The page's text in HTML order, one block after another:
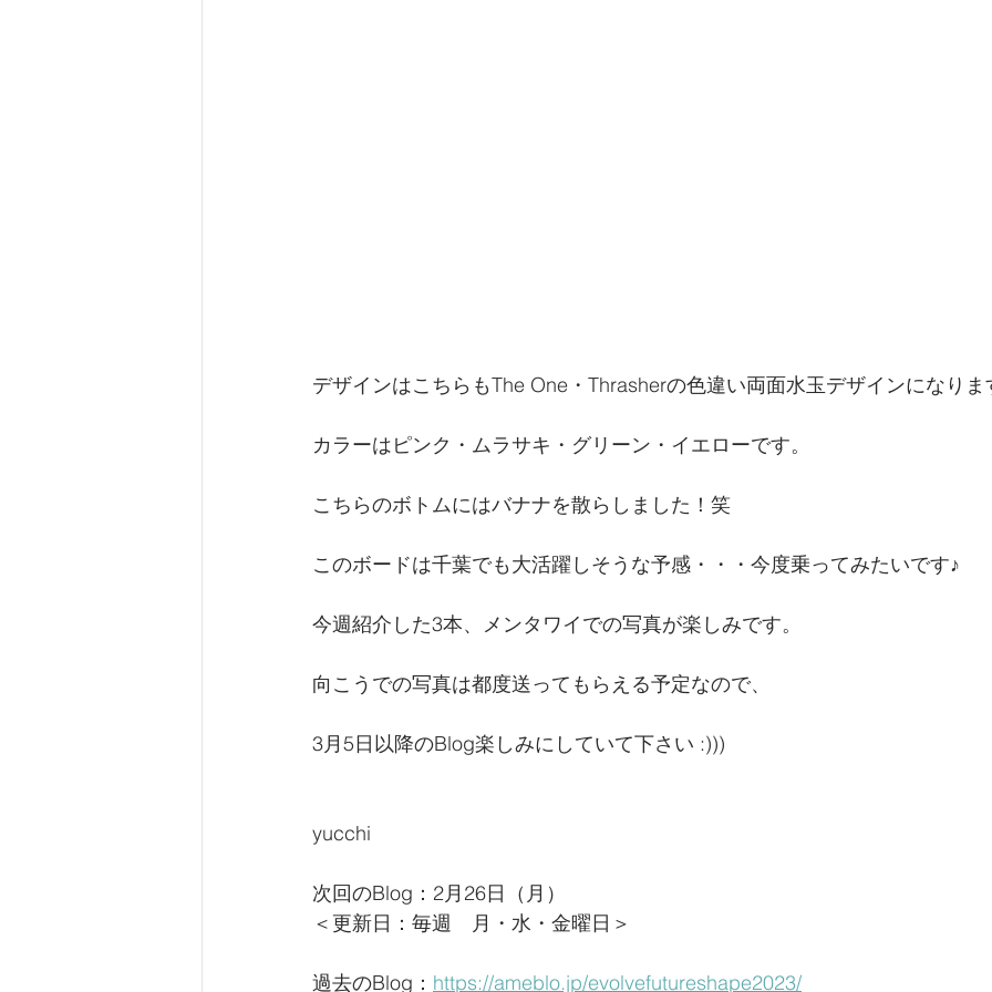
デザインはこちらもThe One・Thrasherの色違い両面水玉デザインになりま
カラーはピンク・ムラサキ・グリーン・イエローです。
こちらのボトムにはバナナを散らしました！笑
このボードは千葉でも大活躍しそうな予感・・・今度乗ってみたいです♪
今週紹介した3本、メンタワイでの写真が楽しみです。
向こうでの写真は都度送ってもらえる予定なので、
3月5日以降のBlog楽しみにしていて下さい :)))
yucchi
次回のBlog：2月26日（月）
＜更新日：毎週　月・水・金曜日＞
過去のBlog： https://ameblo.jp/evolvefutureshape2023/